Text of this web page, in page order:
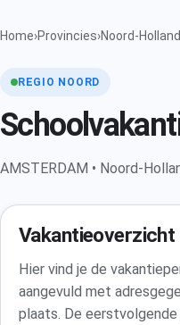
Home›Provincies›Noord-Holland
REGIO NOORD
AMSTERDAM • Noord-
Hier vind je de
aangevuld met
plaats. De